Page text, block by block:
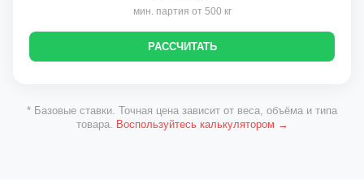
мин. партия от 500 кг
РАССЧИТАТЬ
* Базовые ставки. Точная цена зависит от веса, объёма и типа
товара. Воспользуйтесь калькулятором →